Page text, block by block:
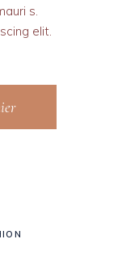
s.
elit.